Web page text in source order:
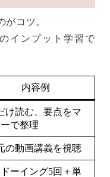
がコツ。
インプット学習で
内容例
け読む、要点をマ
で整理
の動画講義を視聴
ーイング5回＋単